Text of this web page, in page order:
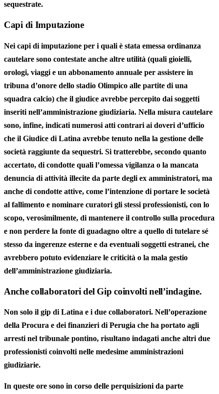
sequestrate.
Capi di Imputazione
Nei capi di imputazione per i quali è stata emessa ordinanza
cautelare sono contestate anche altre utilità (quali gioielli,
orologi, viaggi e un abbonamento annuale per assistere in
tribuna d’onore dello stadio Olimpico alle partite di una
squadra calcio) che il giudice avrebbe percepito dai soggetti
inseriti nell’amministrazione giudiziaria. Nella misura cautelare
sono, infine, indicati numerosi atti contrari ai doveri d’ufficio
che il Giudice di Latina avrebbe tenuto nella la gestione delle
società raggiunte da sequestri. Si tratterebbe, secondo quanto
accertato, di condotte quali l’omessa vigilanza o la mancata
denuncia di attività illecite da parte degli ex amministratori, ma
anche di condotte attive, come l’intenzione di portare le società
al fallimento e nominare curatori gli stessi professionisti, con lo
scopo, verosimilmente, di mantenere il controllo sulla procedura
e non perdere la fonte di guadagno oltre a quello di tutelare sé
stesso da ingerenze esterne e da eventuali soggetti estranei, che
avrebbero potuto evidenziare le criticità o la mala gestio
dell’amministrazione giudiziaria.
Anche collaboratori del Gip coinvolti nell’indagine.
Non solo il gip di Latina e i due collaboratori. Nell’operazione
della Procura e dei finanzieri di Perugia che ha portato agli
arresti nel tribunale pontino, risultano indagati anche altri due
professionisti coinvolti nelle medesime amministrazioni
giudiziarie.
In queste ore sono in corso delle perquisizioni da parte